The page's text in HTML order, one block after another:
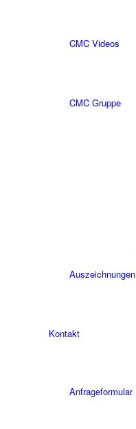
CMC Videos
CMC Gruppe
Auszeichnungen
Kontakt
Anfrageformular